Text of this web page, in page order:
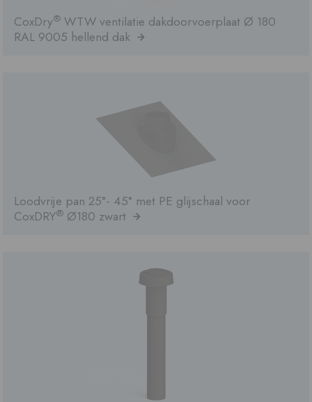
CoxDry® WTW ventilatie dakdoorvoerplaat Ø 180
RAL 9005 hellend dak
Loodvrije pan 25°- 45° met PE glijschaal voor
CoxDRY® Ø180 zwart